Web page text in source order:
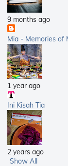
9 months ago
Mia - Memories of
1 year ago
Ini Kisah Tia
2 years ago
Show All